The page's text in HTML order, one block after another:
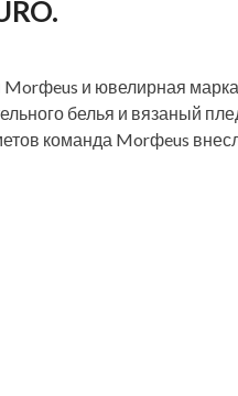
Morфeus и ювелирная
белья и вязаный
команда Morфeus